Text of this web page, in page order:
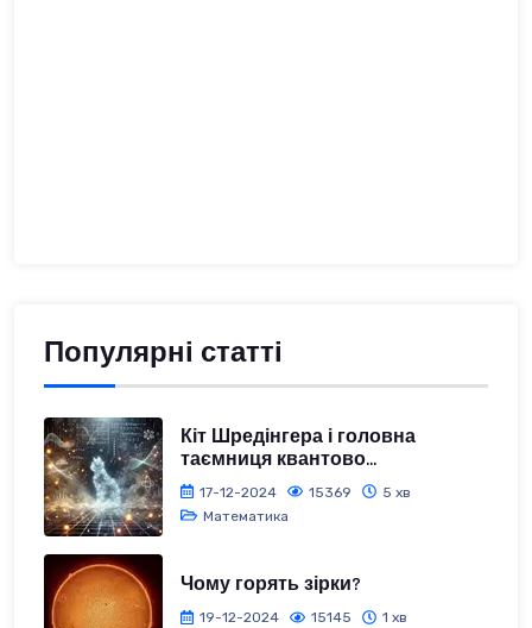
Популярні статті
Кіт Шредінгера і головна
таємниця квантово...
17-12-2024 15369
5 хв
Математика
Чому горять зірки?
19-12-2024 15145
1 хв